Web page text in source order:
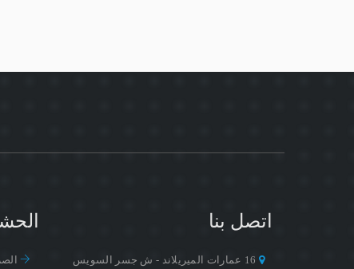
اتصل بنا
16 عمارات الميريلاند - ش جسر السويس